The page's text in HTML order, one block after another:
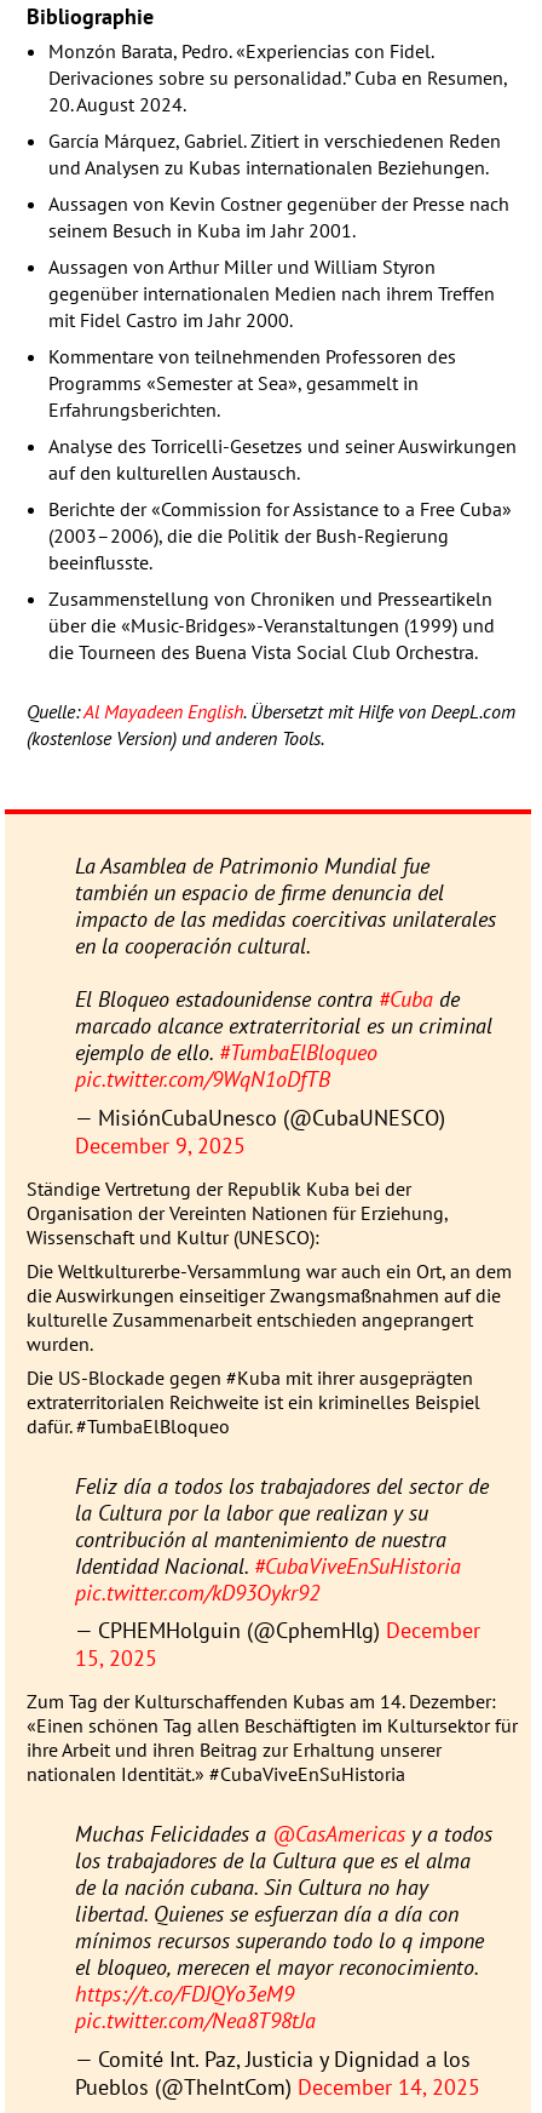
Bibliographie
Monzón Barata, Pedro. «Experiencias con Fidel.
Derivaciones sobre su personalidad.” Cuba en Resumen,
20. August 2024.
García Márquez, Gabriel. Zitiert in verschiedenen Reden
und Analysen zu Kubas internationalen Beziehungen.
Aussagen von Kevin Costner gegenüber der Presse nach
seinem Besuch in Kuba im Jahr 2001.
Aussagen von Arthur Miller und William Styron
gegenüber internationalen Medien nach ihrem Treffen
mit Fidel Castro im Jahr 2000.
Kommentare von teilnehmenden Professoren des
Programms «Semester at Sea», gesammelt in
Erfahrungsberichten.
Analyse des Torricelli-Gesetzes und seiner Auswirkungen
auf den kulturellen Austausch.
Berichte der «Commission for Assistance to a Free Cuba»
(2003–2006), die die Politik der Bush-Regierung
beeinflusste.
Zusammenstellung von Chroniken und Presseartikeln
über die «Music-Bridges»-Veranstaltungen (1999) und
die Tourneen des Buena Vista Social Club Orchestra.
Quelle:Al Mayadeen English. Übersetzt mit Hilfe von DeepL.com
(kostenlose Version) und anderen Tools.
La Asamblea de Patrimonio Mundial fue
también un espacio de firme denuncia del
impacto de las medidas coercitivas unilaterales
en la cooperación cultural.
El Bloqueo estadounidense contra #Cubade
marcado alcance extraterritorial es un criminal
ejemplo de ello. #TumbaElBloqueo
pic.twitter.com/9WqN1oDfTB
— MisiónCubaUnesco (@CubaUNESCO)
December 9, 2025
Ständige Vertretung der Republik Kuba bei der
Organisation der Vereinten Nationen für Erziehung,
Wissenschaft und Kultur (UNESCO):
Die Weltkulturerbe-Versammlung war auch ein Ort, an dem
die Auswirkungen einseitiger Zwangsmaßnahmen auf die
kulturelle Zusammenarbeit entschieden angeprangert
wurden.
Die US-Blockade gegen #Kuba mit ihrer ausgeprägten
extraterritorialen Reichweite ist ein kriminelles Beispiel
dafür. #TumbaElBloqueo
Feliz día a todos los trabajadores del sector de
la Cultura por la labor que realizan y su
contribución al mantenimiento de nuestra
Identidad Nacional. #CubaViveEnSuHistoria
pic.twitter.com/kD93Oykr92
— CPHEMHolguin (@CphemHlg) December
15, 2025
Zum Tag der Kulturschaffenden Kubas am 14. Dezember:
«Einen schönen Tag allen Beschäftigten im Kultursektor für
ihre Arbeit und ihren Beitrag zur Erhaltung unserer
nationalen Identität.» #CubaViveEnSuHistoria
Muchas Felicidades a @CasAmericasy a todos
los trabajadores de la Cultura que es el alma
de la nación cubana. Sin Cultura no hay
libertad. Quienes se esfuerzan día a día con
mínimos recursos superando todo lo q impone
el bloqueo, merecen el mayor reconocimiento.
https://t.co/FDJQYo3eM9
pic.twitter.com/Nea8T98tJa
— Comité Int. Paz, Justicia y Dignidad a los
Pueblos (@TheIntCom) December 14, 2025